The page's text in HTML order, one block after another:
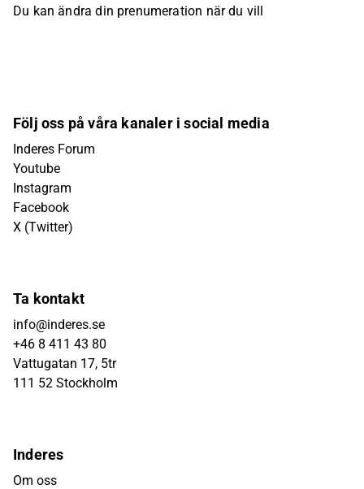
Du kan ändra din prenumeration när du vill
Följ oss på våra kanaler i social media
Inderes Forum
Youtube
Instagram
Facebook
X (Twitter)
Ta kontakt
info@inderes.se
+46 8 411 43 80
Vattugatan 17, 5tr
111 52 Stockholm
Inderes
Om oss